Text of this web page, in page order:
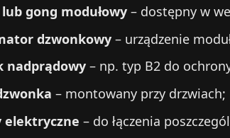
gong modułowy – dostępny w
dzwonkowy – urządzenie
nadprądowy – np. typ B2 do
– montowany przy drzwiach;
elektryczne – do łączenia